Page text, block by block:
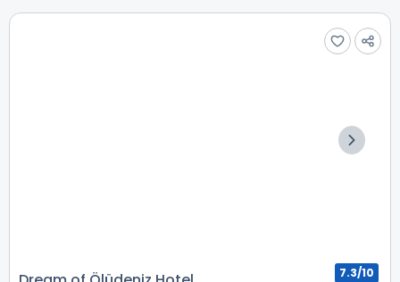
7.3/10